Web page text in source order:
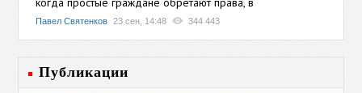
Павел Святенков 23 сен, 14:48 344 443
Публикации